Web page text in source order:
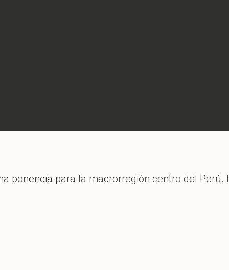
ponencia para la macrorregión centro del